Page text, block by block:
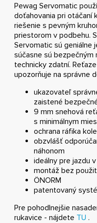
Pewag Servomatic
doťahovania pri otáčaní
riešenie s pevným
priestorom v podbehu.
Servomatic sú geniálne
súčasne sú bezpečným
technicky zdatní.
upozorňuje na správne
ukazovateľ
zaistené
9 mm snehová
s minimálnym
ochrana ráfika
obzvlášť
náhonom
ideálny pre jazdu
montáž bez
ÖNORM
patentovaný
Pre pohodlnejšie
rukavice - nájdete TU .